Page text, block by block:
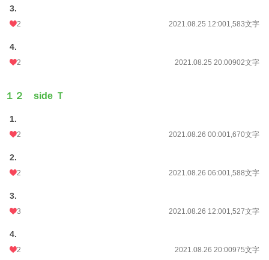
3.
2 2021.08.25 12:001,583文字
4.
2 2021.08.25 20:00902文字
１２ side Ｔ
1.
2 2021.08.26 00:001,670文字
2.
2 2021.08.26 06:001,588文字
3.
3 2021.08.26 12:001,527文字
4.
2 2021.08.26 20:00975文字